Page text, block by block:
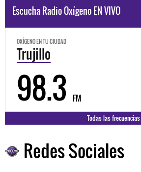
Escucha Radio Oxígeno EN VIVO
OXÍGENO EN TU CIUDAD
Trujillo
98.3 FM
Todas las frecuencias
Redes Sociales